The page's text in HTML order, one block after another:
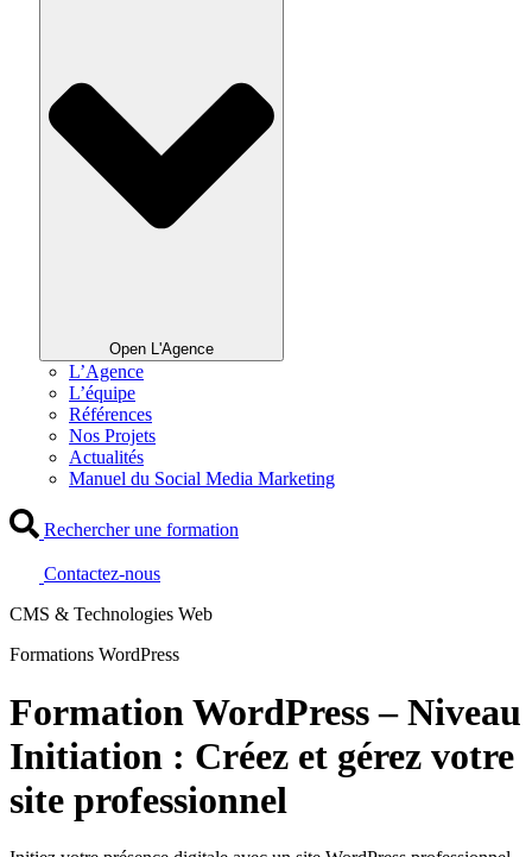
Open L'Agence
L’Agence
L’équipe
Références
Nos Projets
Actualités
Manuel du Social Media Marketing
Rechercher une formation
Contactez-nous
CMS & Technologies Web
Formations WordPress
Formation WordPress – Niveau
Initiation : Créez et gérez votre
site professionnel